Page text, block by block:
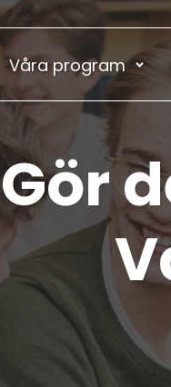
Våra program
Gör